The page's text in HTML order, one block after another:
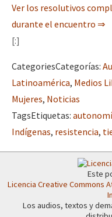
Ver los resolutivos
durante el encuentro ⇒
[:]
CategoriesCategorías:
Latinoamérica, Medios
Mujeres, Noticias
TagsEtiquetas:
Indígenas, resistencia,
Este
Licencia Creative Commons
Los audios, textos y